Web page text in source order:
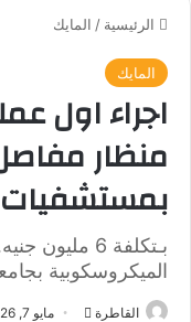
الرئيسية / المايك
المايك
اجراء اول
منظار
بـتكلفة 6
الميكروسكوبية
القاطرة
أرسل مايو 7, 2026